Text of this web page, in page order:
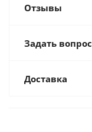
Отзывы
Задать вопрос
Доставка